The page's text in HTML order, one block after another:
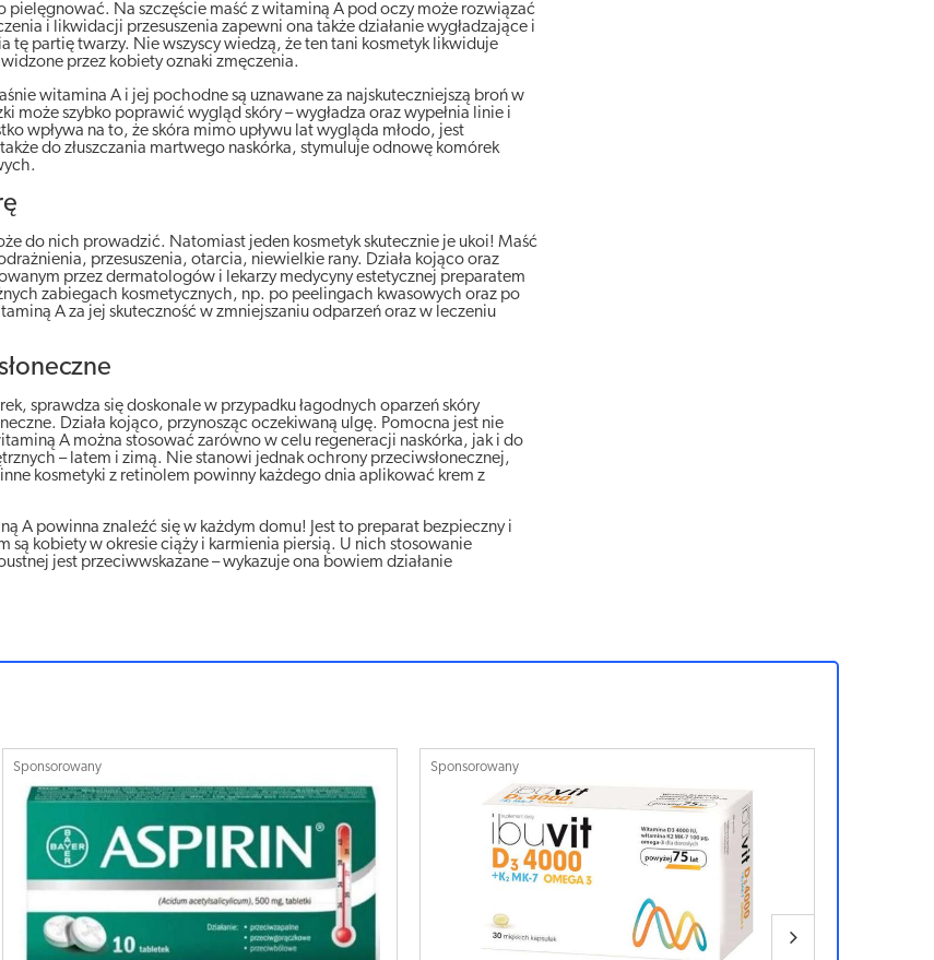
Na szczęście maść z witaminą A pod oczy może rozwiązać
i likwidacji przesuszenia zapewni ona także działanie wygładzające i
partię twarzy. Nie wszyscy wiedzą, że ten tani kosmetyk likwiduje
przez kobiety oznaki zmęczenia.
witamina A i jej pochodne są uznawane za najskuteczniejszą broń w
może szybko poprawić wygląd skóry – wygładza oraz wypełnia linie i
wpływa na to, że skóra mimo upływu lat wygląda młodo, jest
do złuszczania martwego naskórka, stymuluje odnowę komórek
do nich prowadzić. Natomiast jeden kosmetyk skutecznie je ukoi! Maść
przesuszenia, otarcia, niewielkie rany. Działa kojąco oraz
przez dermatologów i lekarzy medycyny estetycznej preparatem
zabiegach kosmetycznych, np. po peelingach kwasowych oraz po
A za jej skuteczność w zmniejszaniu odparzeń oraz w leczeniu
sprawdza się doskonale w przypadku łagodnych oparzeń skóry
Działa kojąco, przynosząc oczekiwaną ulgę. Pomocna jest nie
A można stosować zarówno w celu regeneracji naskórka, jak i do
– latem i zimą. Nie stanowi jednak ochrony przeciwsłonecznej,
kosmetyki z retinolem powinny każdego dnia aplikować krem z
A powinna znaleźć się w każdym domu! Jest to preparat bezpieczny i
kobiety w okresie ciąży i karmienia piersią. U nich stosowanie
jest przeciwwskazane – wykazuje ona bowiem działanie
Sponsorowany Sponsorowany